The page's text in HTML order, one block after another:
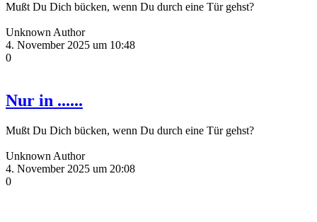
Mußt Du Dich bücken, wenn Du durch eine Tür gehst?
Unknown Author
4. November 2025 um 10:48
0
Nur in ......
Mußt Du Dich bücken, wenn Du durch eine Tür gehst?
Unknown Author
4. November 2025 um 20:08
0